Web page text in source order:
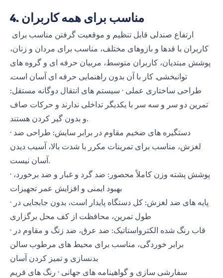
4. مناسب برای همه کاربران
کاربران با قدها و بازوهای مختلف، مناسب برای مردان و زنان،
پوشش مبتدیان، کاربران متوسط، مربیان حرفه ای و گروه های
توانبخشی. کار با آن بدون راهنمایی حرفه ای آسان است.
طراحی ساختاری عملی · سیستم های انتقال دوگانه مستقل:
تمرین دو سر و سه سر با یکدیگر تداخلی ندارند و حرکات صاف
و بدون گیر کردن هستند.
· دستگیره های ضخیم مقاوم در برابر سایش: طراحی ضد
لغزش، مناسب برای تمرینات مکرر با شدت بالا، آسیب دیدن
آسان نیست.
· پوشش پشته وزن کاملاً محصور: ضد گرد و غبار و ضد برخورد،
بهبود ایمنی و افزایش عمر تجهیزات
· پایه های ضد لغزش: کل دستگاه پایدار است، بدون جابجایی در
طول تمرین، محافظت از کف محل برگزاری
· قاب رنگ شده الکترواستاتیک: ضد عرق، ضد زنگ و مقاوم در
برابر خوردگی، مناسب برای محیط های مرطوب سالن
بدنسازی و تمیز کردن آسان
سفارشی سازی و گواهینامه های جهانی · رنگ های فریم